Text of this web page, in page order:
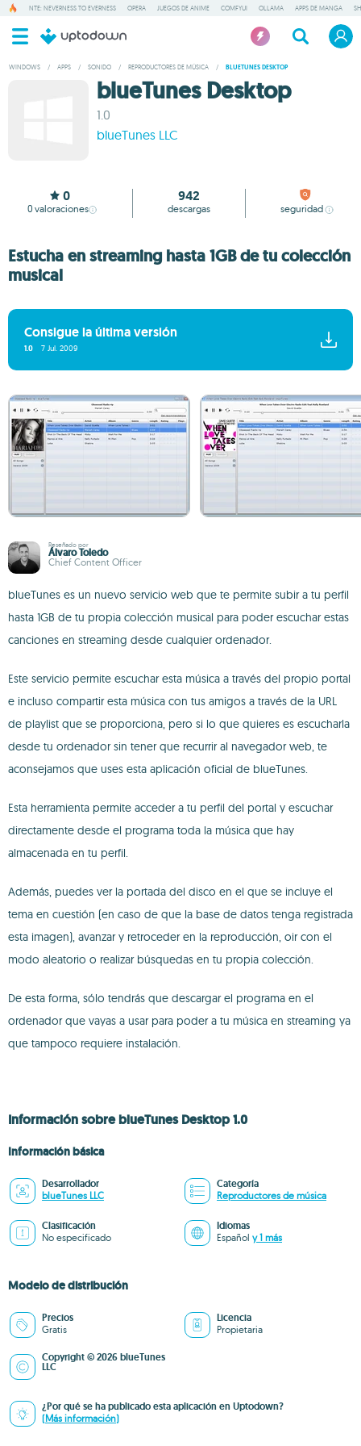
NTE: NEVERNESS TO EVERNESS OPERA JUEGOS DE ANIME COMFYUI OLLAMA APPS DE MANGA
WINDOWS / APPS / SONIDO / REPRODUCTORES DE MÚSICA / BLUETUNES DESKTOP
blueTunes Desktop
1.0
blueTunes LLC
0
0 valoraciones
942
descargas seguridad
Estucha en streaming hasta 1GB de tu colección
musical
Consigue la última versión
1.0 7 Jul. 2009
Reseñado por
Álvaro Toledo
Chief Content Officer
blueTunes es un nuevo servicio web que te permite subir a tu perfil
hasta 1GB de tu propia colección musical para poder escuchar estas
canciones en streaming desde cualquier ordenador.
Este servicio permite escuchar esta música a través del propio portal
e incluso compartir esta música con tus amigos a través de la URL
de playlist que se proporciona, pero si lo que quieres es escucharla
desde tu ordenador sin tener que recurrir al navegador web, te
aconsejamos que uses esta aplicación oficial de blueTunes.
Esta herramienta permite acceder a tu perfil del portal y escuchar
directamente desde el programa toda la música que hay
almacenada en tu perfil.
Además, puedes ver la portada del disco en el que se incluye el
tema en cuestión (en caso de que la base de datos tenga registrada
esta imagen), avanzar y retroceder en la reproducción, oir con el
modo aleatorio o realizar búsquedas en tu propia colección.
De esta forma, sólo tendrás que descargar el programa en el
ordenador que vayas a usar para poder a tu música en streaming ya
que tampoco requiere instalación.
Información sobre blueTunes Desktop 1.0
Información básica
Desarrollador
blueTunes LLC
Categoría
Reproductores de música
Clasificación
No especificado
Idiomas
Español y 1 más
Modelo de distribución
Precios
Gratis
Licencia
Propietaria
Copyright © 2026 blueTunes
LLC
¿Por qué se ha publicado esta aplicación en Uptodown?
(Más información)